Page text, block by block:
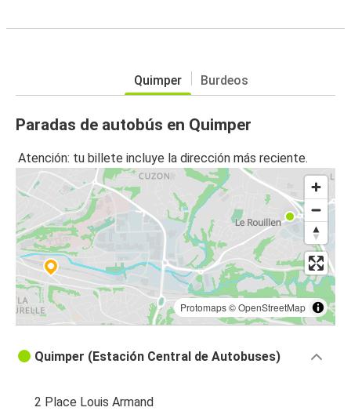
Quimper Burdeos
Paradas de autobús en Quimper
Atención: tu billete incluye la dirección más reciente.
Protomaps©OpenStreetMap
Quimper (Estación Central de Autobuses)
2 Place Louis Armand